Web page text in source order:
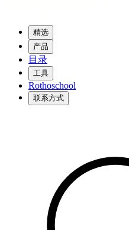
精选
产品
目录
工具
Rothoschool
联系方式